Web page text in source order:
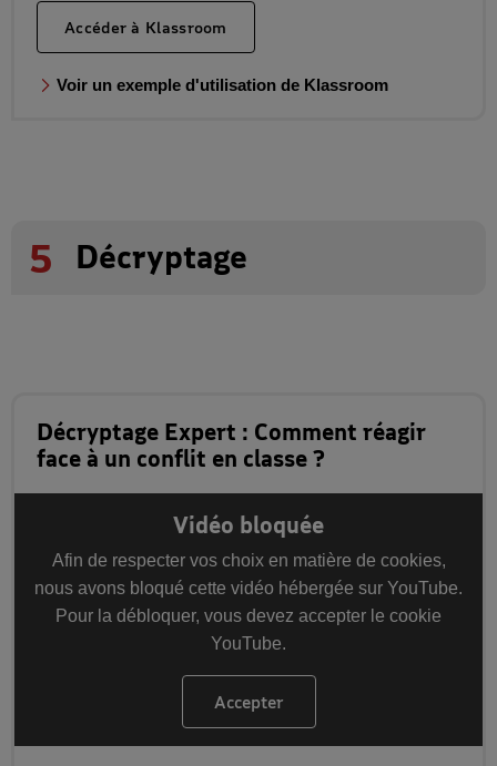
Accéder à Klassroom
Voir un exemple d'utilisation de Klassroom
5 Décryptage
Décryptage Expert : Comment réagir
face à un conflit en classe ?
Vidéo bloquée
Afin de respecter vos choix en matière de cookies,
nous avons bloqué cette vidéo hébergée sur YouTube.
Pour la débloquer, vous devez accepter le cookie
YouTube.
Accepter
les cookies YouTube